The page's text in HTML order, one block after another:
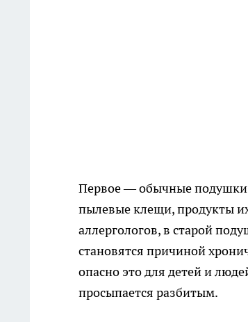
Первое — обычные подушки
пылевые клещи, продукты
аллергологов, в старой
становятся причиной
опасно это для детей и
просыпается разбитым.